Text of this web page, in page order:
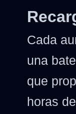
Cada
una
que
horas